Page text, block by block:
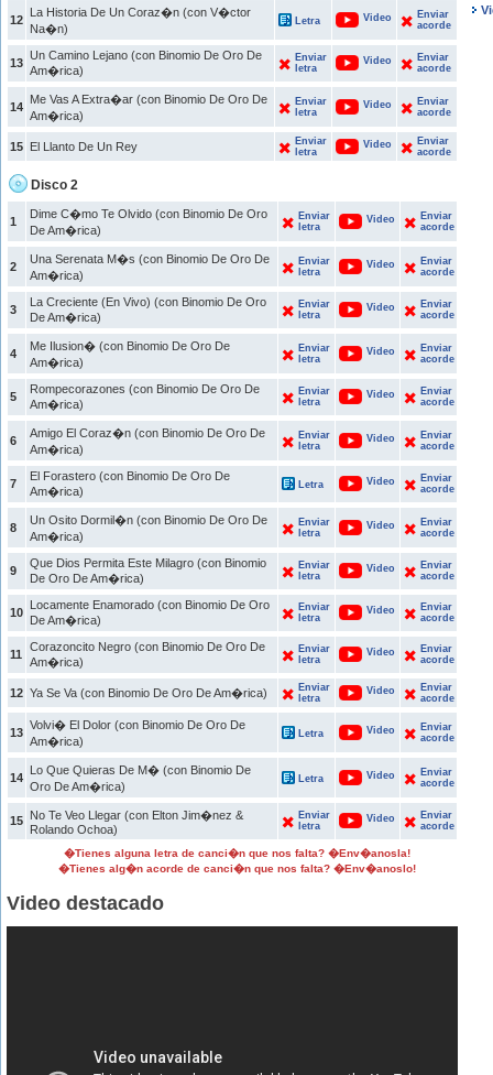
12
La Historia De Un Coraz�n (con V�ctor
Na�n)
Letra Video
Enviar
acorde
13
Un Camino Lejano (con Binomio De Oro De
Am�rica)
Enviar
letra
Video
Enviar
acorde
14
Me Vas A Extra�ar (con Binomio De Oro De
Am�rica)
Enviar
letra
Video
Enviar
acorde
15 El Llanto De Un Rey
Enviar
letra
Video
Enviar
acorde
Disco 2
1
Dime C�mo Te Olvido (con Binomio De Oro
De Am�rica)
Enviar
letra
Video
Enviar
acorde
2
Una Serenata M�s (con Binomio De Oro De
Am�rica)
Enviar
letra
Video
Enviar
acorde
3
La Creciente (En Vivo) (con Binomio De Oro
De Am�rica)
Enviar
letra
Video
Enviar
acorde
4
Me Ilusion� (con Binomio De Oro De
Am�rica)
Enviar
letra
Video
Enviar
acorde
5
Rompecorazones (con Binomio De Oro De
Am�rica)
Enviar
letra
Video
Enviar
acorde
6
Amigo El Coraz�n (con Binomio De Oro De
Am�rica)
Enviar
letra
Video
Enviar
acorde
7
El Forastero (con Binomio De Oro De
Am�rica)
Letra Video
Enviar
acorde
8
Un Osito Dormil�n (con Binomio De Oro De
Am�rica)
Enviar
letra
Video
Enviar
acorde
9
Que Dios Permita Este Milagro (con Binomio
De Oro De Am�rica)
Enviar
letra
Video
Enviar
acorde
10
Locamente Enamorado (con Binomio De Oro
De Am�rica)
Enviar
letra
Video
Enviar
acorde
11
Corazoncito Negro (con Binomio De Oro De
Am�rica)
Enviar
letra
Video
Enviar
acorde
12 Ya Se Va (con Binomio De Oro De Am�rica)
Enviar
letra
Video
Enviar
acorde
13
Volvi� El Dolor (con Binomio De Oro De
Am�rica)
Letra Video
Enviar
acorde
14
Lo Que Quieras De M� (con Binomio De
Oro De Am�rica)
Letra Video
Enviar
acorde
15 No Te Veo Llegar (con Elton Jim�nez &
Rolando Ochoa)
Enviar
letra
Video
Enviar
acorde
�Tienes alguna letra de canci�n que nos falta? �Env�anosla!
�Tienes alg�n acorde de canci�n que nos falta? �Env�anoslo!
Video destacado